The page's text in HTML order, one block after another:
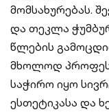
მომსახურებას.
და თეკლა
წლების
მხოლოდ
საჭირო იყო
ესთეტიკასა და